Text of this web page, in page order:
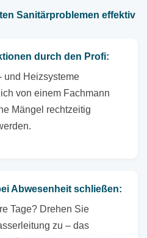
Sanitärproblemen effektiv
durch den Profi:
und Heizsysteme
von einem Fachmann
Mängel rechtzeitig
Abwesenheit schließen:
Tage? Drehen Sie
zu – das